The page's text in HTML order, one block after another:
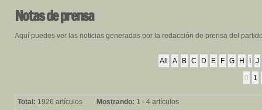
Notasde prensa
Aquí puedes ver las noticias generadas por la redacción de prensa del
All A B C D E F G H J
0 1
Total: 1926 artículos Mostrando: 1 - 4 artículos